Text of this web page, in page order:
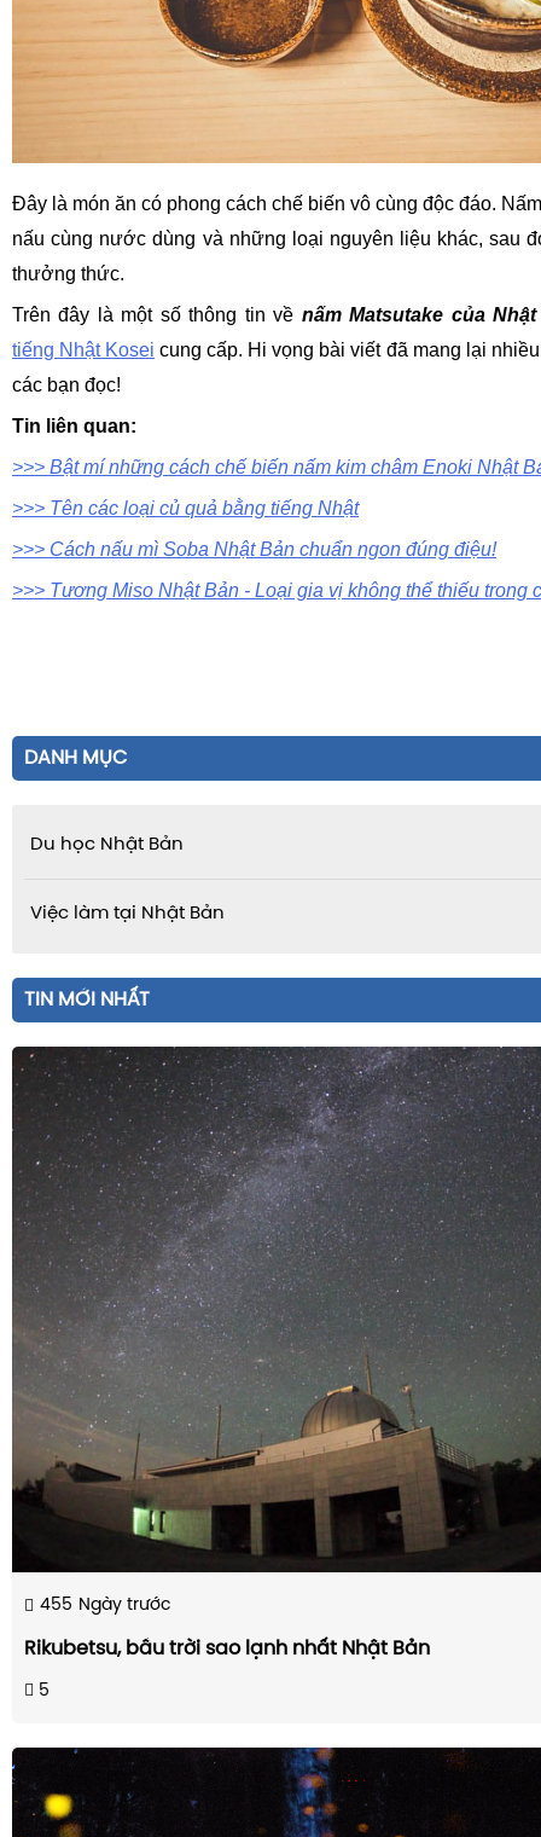
Đây là món ăn có phong cách chế biến vô cùng độc đáo.
nấu cùng nước dùng và những loại nguyên liệu khác, sau
thưởng thức.
Trên đây là một số thông tin về nấm Matsutake của
tiếng Nhật Kosei cung cấp. Hi vọng bài viết đã mang lại
các bạn đọc!
Tin liên quan:
>>> Bật mí những cách chế biến nấm kim châm Enoki Nhật
>>> Tên các loại củ quả bằng tiếng Nhật
>>> Cách nấu mì Soba Nhật Bản chuẩn ngon đúng điệu!
>>> Tương Miso Nhật Bản - Loại gia vị không thể thiếu trong
DANH MỤC
Du học Nhật Bản
Việc làm tại Nhật Bản
TIN MỚI NHẤT
455 Ngày trước
Rikubetsu, bầu trời sao lạnh nhất Nhật Bản
5